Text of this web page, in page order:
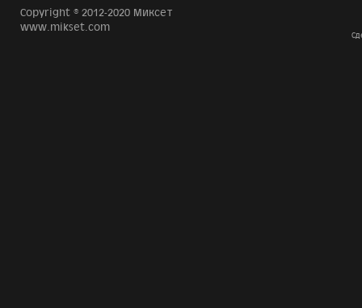
Copyright © 2012-2020 Миксет
www.mikset.com